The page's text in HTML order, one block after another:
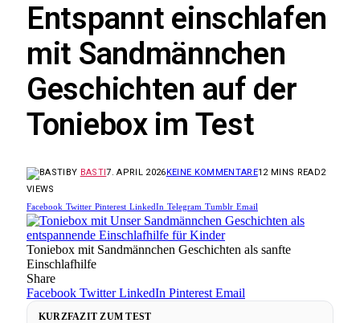
Entspannt einschlafen
mit Sandmännchen
Geschichten auf der
Toniebox im Test
BY BASTI7. APRIL 2026KEINE KOMMENTARE12 MINS READ2
VIEWS
Facebook Twitter Pinterest LinkedIn Telegram Tumblr Email
Toniebox mit Sandmännchen Geschichten als sanfte
Einschlafhilfe
Share
Facebook Twitter LinkedIn Pinterest Email
KURZFAZIT ZUM TEST